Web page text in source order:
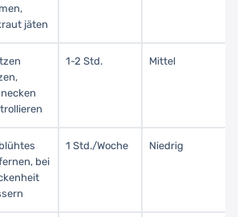
jäten
1-2 Std. Mittel
bei
1 Std./Woche Niedrig